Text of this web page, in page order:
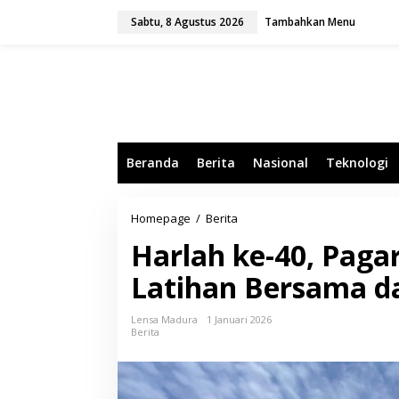
Sabtu, 8 Agustus 2026 Tambahkan Menu
Beranda Berita Nasional Teknologi
Homepage / Berita
r
l
k
4
0
,
Harlah ke-40,
Latihan Bersama
Lensa Madura
1 Januari 2026
Berita